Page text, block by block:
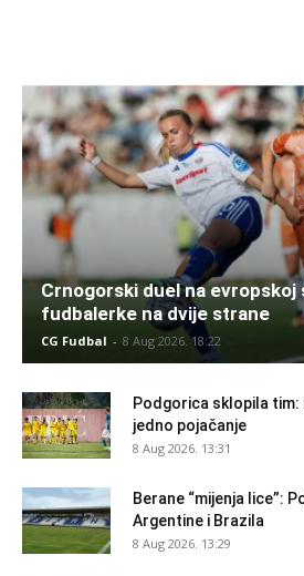
Crnogorski duel na evropskoj
fudbalerke na dvije strane
CG Fudbal - 8 Aug 2026. 18:22
Podgorica sklopila tim:
jedno pojačanje
8 Aug 2026. 13:31
Berane “mijenja lice”:
Argentine i Brazila
8 Aug 2026. 13:29